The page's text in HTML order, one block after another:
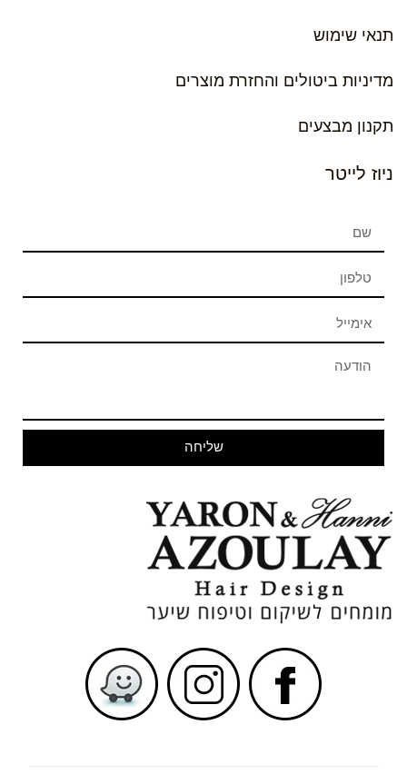
תנאי שימוש
מדיניות ביטולים והחזרת מוצרים
תקנון מבצעים
ניוז לייטר
שליחה